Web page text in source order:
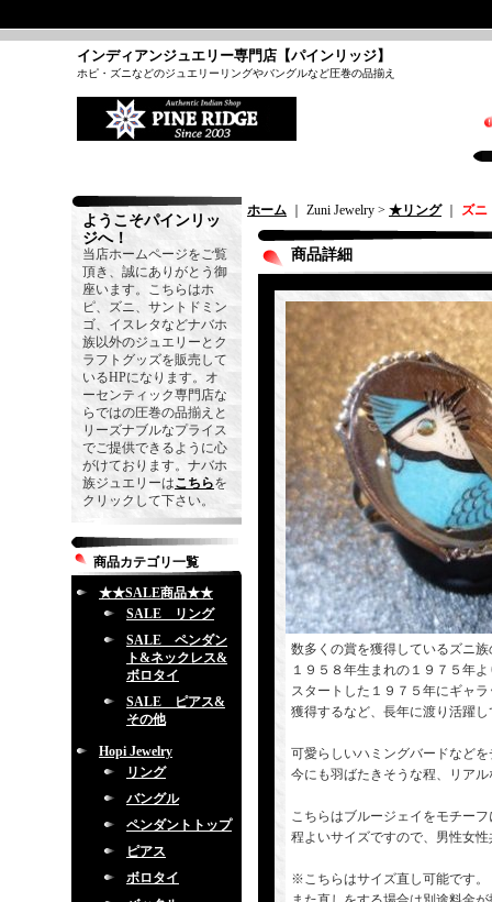
インディアンジュエリー専門店【パインリッジ】
ホピ・ズニなどのジュエリーリングやバングルなど圧巻の品揃え
ようこそパインリッ
ジへ！
当店ホームページをご覧
頂き、誠にありがとう御
座います。こちらはホ
ピ、ズニ、サントドミン
ゴ、イスレタなどナバホ
族以外のジュエリーとク
ラフトグッズを販売して
いるHPになります。オ
ーセンティック専門店な
らではの圧巻の品揃えと
リーズナブルなプライス
でご提供できるように心
がけております。ナバホ
族ジュエリーはこちらを
クリックして下さい。
商品カテゴリ一覧
★★SALE商品★★
SALE リング
SALE ペンダン
ト&ネックレス&
ボロタイ
SALE ピアス&
その他
Hopi Jewelry
リング
バングル
ペンダントトップ
ピアス
ボロタイ
ホーム ｜ Zuni Jewelry > ★リング｜ ズ
商品詳細
数多くの賞を獲得しているズニ
１９５８年生まれの１９７５年
スタートした１９７５年にギャ
獲得するなど、長年に渡り活躍
可愛らしいハミングバードなど
今にも羽ばたきそうな程、リア
こちらはブルージェイをモチー
程よいサイズですので、男性女
※こちらはサイズ直し可能です